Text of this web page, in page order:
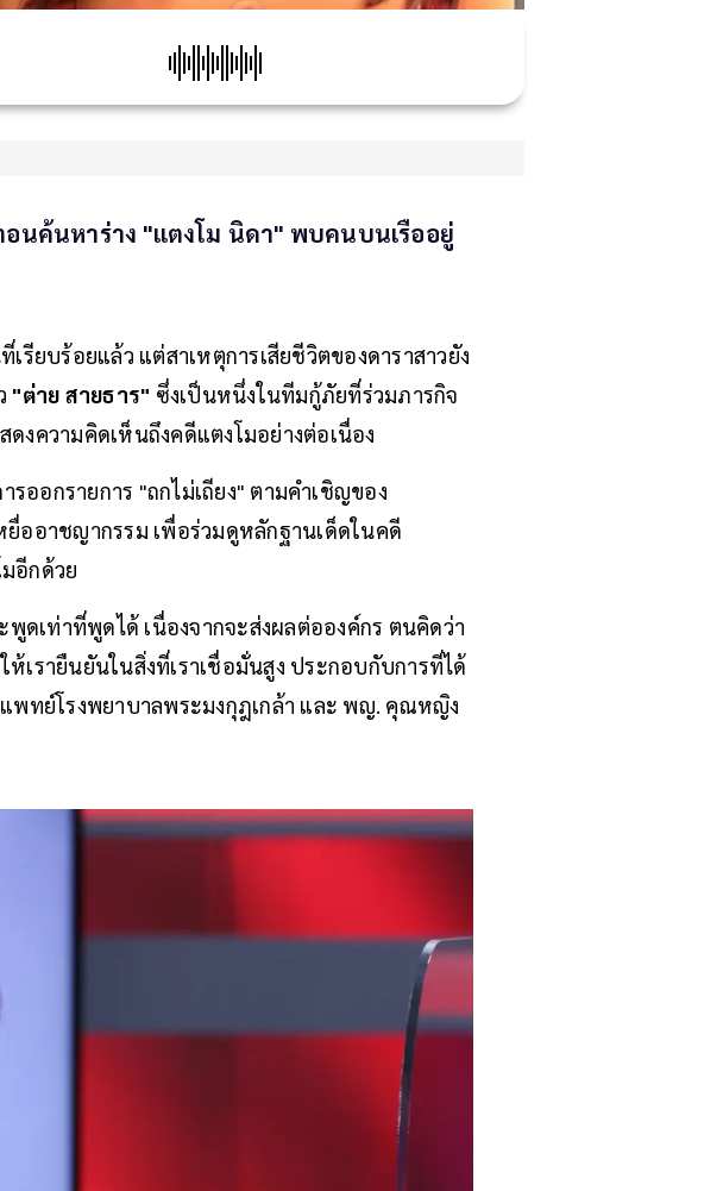
นค้นหาร่าง "แตงโม นิดา" พบคนบนเรืออยู่
เรียบร้อยแล้ว แต่สาเหตุการเสียชีวิตของดาราสาวยัง
"ต่าย สายธาร" ซึ่งเป็นหนึ่งในทีมกู้ภัยที่ร่วมภารกิจ
งความคิดเห็นถึงคดีแตงโมอย่างต่อเนื่อง
รออกรายการ "ถกไม่เถียง" ตามคำเชิญของ
ออาชญากรรม เพื่อร่วมดูหลักฐานเด็ดในคดี
อีกด้วย
เท่าที่พูดได้ เนื่องจากจะส่งผลต่อองค์กร ตนคิดว่า
เรายืนยันในสิ่งที่เราเชื่อมั่นสูง ประกอบกับการที่ได้
ทย์โรงพยาบาลพระมงกุฎเกล้า และ พญ. คุณหญิง